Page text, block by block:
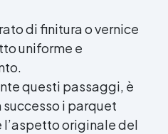
di finitura o vernice
uniforme e
questi passaggi, è
i parquet
originale del